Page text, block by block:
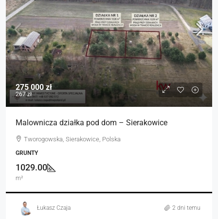
275 000 zł
267 zł
Malownicza działka pod dom – Sierakowice
Tworogowska, Sierakowice, Polska
GRUNTY
1029.00
m²
Łukasz Czaja 2 dni temu